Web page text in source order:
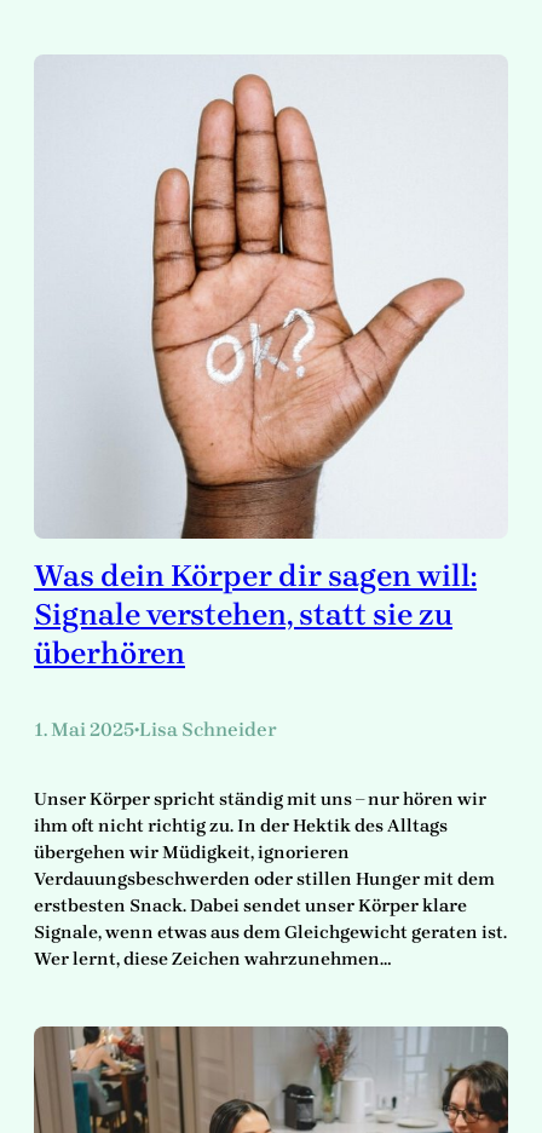
Was dein Körper dir sagen will:
Signale verstehen, statt sie zu
überhören
1. Mai 2025•Lisa Schneider
Unser Körper spricht ständig mit uns – nur hören wir
ihm oft nicht richtig zu. In der Hektik des Alltags
übergehen wir Müdigkeit, ignorieren
Verdauungsbeschwerden oder stillen Hunger mit dem
erstbesten Snack. Dabei sendet unser Körper klare
Signale, wenn etwas aus dem Gleichgewicht geraten ist.
Wer lernt, diese Zeichen wahrzunehmen…